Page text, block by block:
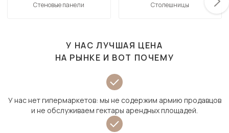
Стеновые панели Столешницы
У НАС ЛУЧШАЯ ЦЕНА
НА РЫНКЕ И ВОТ ПОЧЕМУ
У нас нет гипермаркетов: мы не содержим армию продавцов
и не обслуживаем гектары арендных площадей.